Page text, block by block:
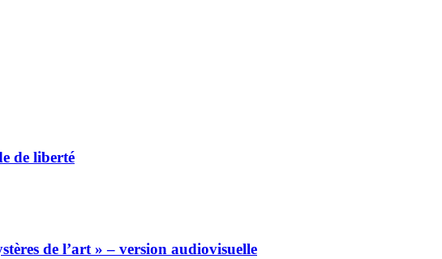
de liberté
de l’art » – version audiovisuelle